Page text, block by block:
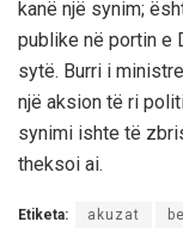
kanë një synim;
publike në portin e
sytë. Burri i
një aksion të ri
synimi ishte të
theksoi ai.
Etiketa: akuzat